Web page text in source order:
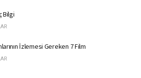
Bilgi
İzlemesi Gereken 7 Film